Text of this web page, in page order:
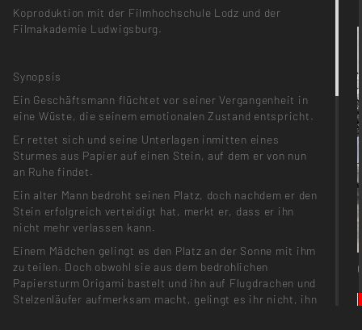
Koproduktion mit der Filmhochschule Lodz und der
Filmakademie Ludwigsburg.
Synopsis
Ein Geschäftsmann flüchtet vor seiner Vergangenheit in
eine Wüste, die seinem emotionalen Zustand entspricht.
Er rettet sich und seine Unterlagen inmitten eines
Sturmes aus Papier auf einen Stein, auf dem er von nun
an Ruhe findet.
Ein alter Mann bedroht seinen Platz, doch nachdem er den
Stein erfolgreich verteidigt hat, merkt er, dass er ihn
nicht mehr verlassen kann.
Einem Mädchen gelingt es den Platz an der Sonne mit ihm
zu teilen. Doch obwohl sie aus dem bedrohlichen
Papiersturm Origami bastelt und ihn auf Flugdrachen und
Stelzenläufer aufmerksam macht, gelingt es ihr nicht, ihn